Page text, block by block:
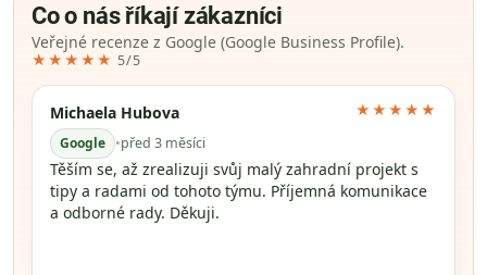
Co o nás říkají zákazníci
Veřejné recenze z Google (Google Business Profile).
★★★★★ 5/5
Michaela Hubova
Google •před 3 měsíci
★★★★★
Těším se, až zrealizuji svůj malý zahradní projekt s
tipy a radami od tohoto týmu. Příjemná komunikace
a odborné rady. Děkuji.